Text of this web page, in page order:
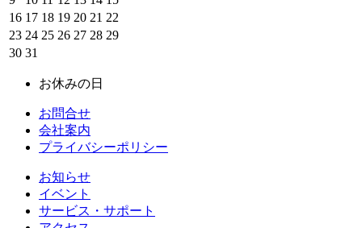
16 17 18 19 20 21 22
23 24 25 26 27 28 29
30 31
お休みの日
お問合せ
会社案内
プライバシーポリシー
お知らせ
イベント
サービス・サポート